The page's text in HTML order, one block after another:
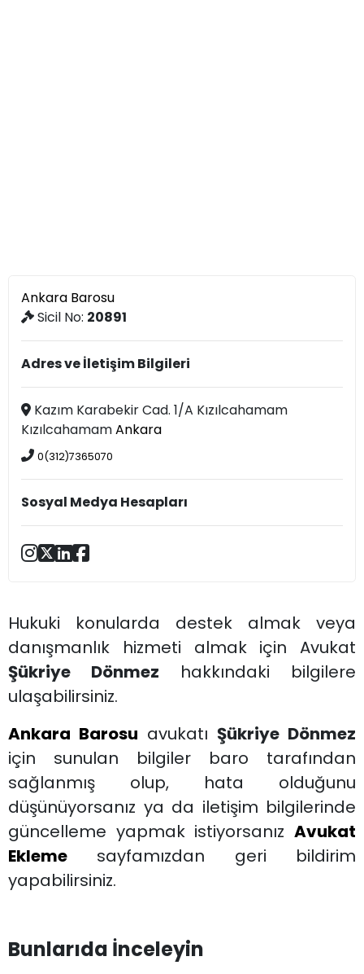
Ankara Barosu
Sicil No: 20891
Adres ve İletişim Bilgileri
Kazım Karabekir Cad. 1/A Kızılcahamam
KızılcahamamAnkara
0(312)7365070
Sosyal Medya Hesapları
Hukuki konularda destek almak veya
danışmanlık hizmeti almak için Avukat
Şükriye Dönmez hakkındaki bilgilere
ulaşabilirsiniz.
Ankara Barosu avukatı Şükriye Dönmez
için sunulan bilgiler baro tarafından
sağlanmış olup, hata olduğunu
düşünüyorsanız ya da iletişim bilgilerinde
güncelleme yapmak istiyorsanız Avukat
Ekleme sayfamızdan geri bildirim
yapabilirsiniz.
Bunlarıda İnceleyin